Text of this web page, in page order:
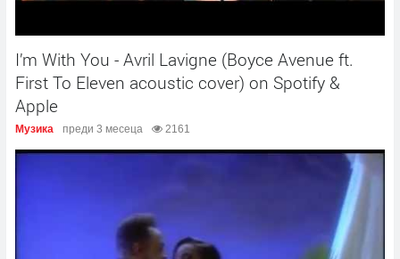
I’m With You - Avril Lavigne (Boyce Avenue ft.
First To Eleven acoustic cover) on Spotify &
Apple
Музика преди 3 месеца 2161